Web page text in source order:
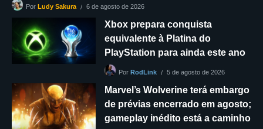
Por Ludy Sakura 6 de agosto de 2026
Xbox prepara conquista
equivalente à Platina do
PlayStation para ainda este ano
Por RodLink 5 de agosto de 2026
Marvel’s Wolverine terá embargo
de prévias encerrado em agosto;
gameplay inédito está a caminho